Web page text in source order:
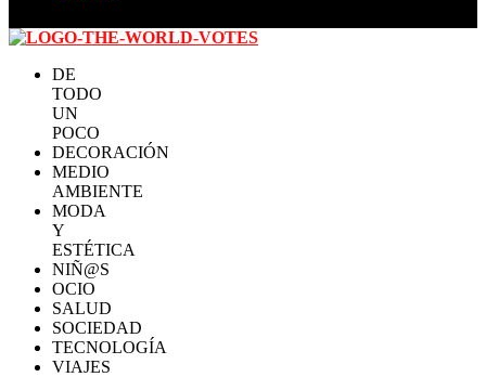
DE
TODO
UN
POCO
DECORACIÓN
MEDIO
AMBIENTE
MODA
Y
ESTÉTICA
NIÑ@S
OCIO
SALUD
SOCIEDAD
TECNOLOGÍA
VIAJES